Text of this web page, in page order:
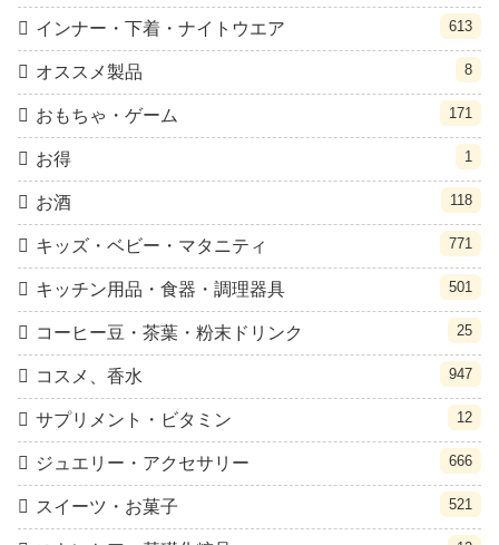
インナー・下着・ナイトウエア 613
オススメ製品 8
おもちゃ・ゲーム 171
お得 1
お酒 118
キッズ・ベビー・マタニティ 771
キッチン用品・食器・調理器具 501
コーヒー豆・茶葉・粉末ドリンク 25
コスメ、香水 947
サプリメント・ビタミン 12
ジュエリー・アクセサリー 666
スイーツ・お菓子 521